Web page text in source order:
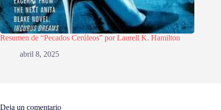
Resumen de “Pecados Cerúleos” por Laurell K. Hamilton
abril 8, 2025
Deja un comentario